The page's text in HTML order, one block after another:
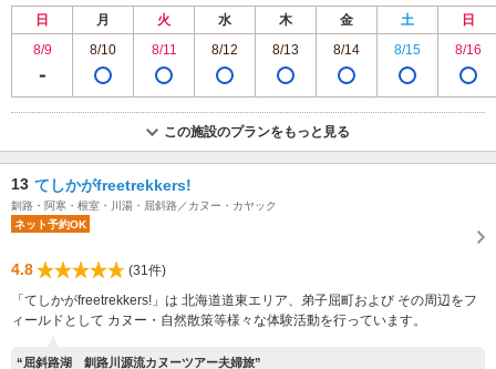
日 月 火 水 木 金 土
日
8/9
8/10 8/11 8/12 8/13 8/14 8/15 8/16
この施設のプランをもっと見る
13 てしかがfreetrekkers!
釧路・阿寒・根室・川湯・屈斜路／カヌー・カヤック
ネット予約OK
4.8
(31件)
「てしかがfreetrekkers!」は 北海道道東エリア、弟子屈町および その周辺をフ
ィールドとして カヌー・自然散策等様々な体験活動を行っています。
“屈斜路湖 釧路川源流カヌーツアー夫婦旅”